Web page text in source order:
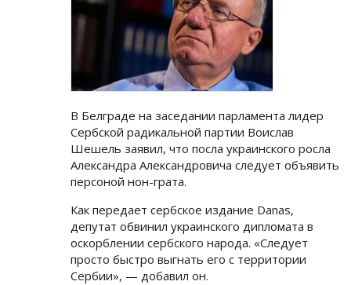
В Белграде на заседании парламента лидер
Сербской радикальной партии Воислав
Шешель заявил, что посла украинского росла
Александра Александровича следует объявить
персоной нон-грата.
Как передает сербское издание Danas,
депутат обвинил украинского дипломата в
оскорблении сербского народа. «Следует
просто быстро выгнать его с территории
Сербии», — добавил он.